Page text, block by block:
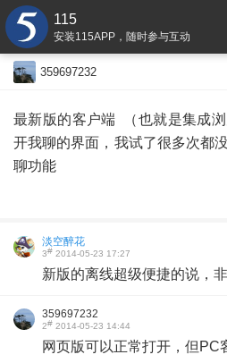
115
安装115APP，随时参与互动
359697232
最新版的客户端 （也就是集成
开我聊的界面，我试了很多次都
聊功能
淡空醉花
3# 2014-05-23 17:27
新版的离线超级便捷的说，非
359697232
2# 2014-05-23 14:44
网页版可以正常打开，但PC